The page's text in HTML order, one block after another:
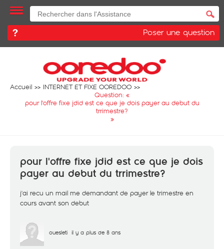
Poser une question
Accueil
INTERNET ET FIXE OOREDOO
Question: «
pour l'offre fixe jdid est ce que je dois payer au debut du
trrimestre?
»
pour l'offre fixe jdid est ce que je dois
payer au debut du trrimestre?
j'ai recu un mail me demandant de payer le trimestre en
cours avant son debut
ouesleti il y a plus de 8 ans